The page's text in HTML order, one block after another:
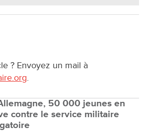
? Envoyez un mail à
.
50 000 jeunes en
contre le service militaire